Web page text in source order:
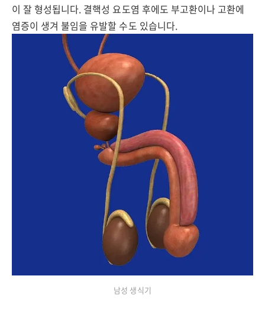
이 잘 형성됩니다. 결핵성 요도염 후에도 부고환이나 고환에
염증이 생겨 불임을 유발할 수도 있습니다.
남성 생식기